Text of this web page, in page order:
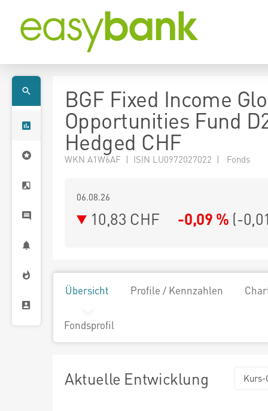
BGF Fixed Income
Opportunities Fund
Hedged CHF
WKN A1W6AF | ISIN LU0972027022 | Fonds
06.08.26
10,83 CHF -0,09 % (-
Übersicht Profile / Kennzahlen
Fondsprofil
Aktuelle Entwicklung Kurs-